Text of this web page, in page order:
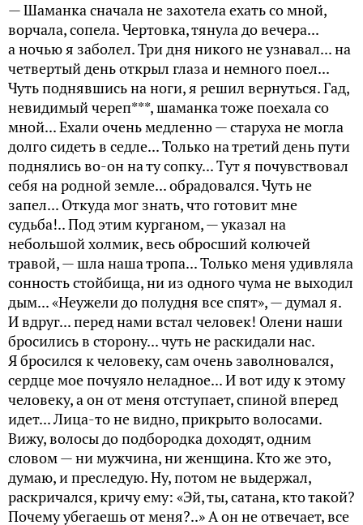
— Шаманка сначала не захотела ехать со мной,
ворчала, сопела. Чертовка, тянула до вечера...
а ночью я заболел. Три дня никого не узнавал... на
четвертый день открыл глаза и немного поел...
Чуть поднявшись на ноги, я решил вернуться. Гад,
невидимый череп***, шаманка тоже поехала со
мной... Ехали очень медленно — старуха не могла
долго сидеть в седле... Только на третий день пути
поднялись во-он на ту сопку... Тут я почувствовал
себя на родной земле... обрадовался. Чуть не
запел... Откуда мог знать, что готовит мне
судьба!.. Под этим курганом, — указал на
небольшой холмик, весь обросший колючей
травой, — шла наша тропа... Только меня удивляла
сонность стойбища, ни из одного чума не выходил
дым... «Неужели до полудня все спят», — думал я.
И вдруг... перед нами встал человек! Олени наши
бросились в сторону... чуть не раскидали нас.
Я бросился к человеку, сам очень заволновался,
сердце мое почуяло неладное... И вот иду к этому
человеку, а он от меня отступает, спиной вперед
идет... Лица-то не видно, прикрыто волосами.
Вижу, волосы до подбородка доходят, одним
словом — ни мужчина, ни женщина. Кто же это,
думаю, и преследую. Ну, потом не выдержал,
раскричался, кричу ему: «Эй, ты, сатана, кто такой?
Почему убегаешь от меня?..» А он не отвечает, все